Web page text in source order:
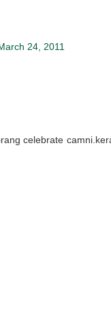
24, 2011
celebrate